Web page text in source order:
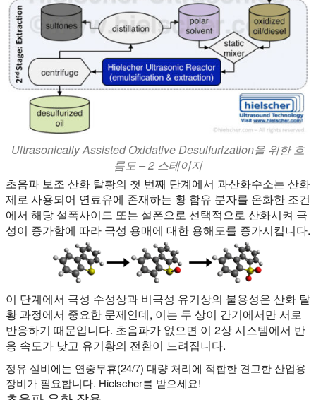
Ultrasonically Assisted Oxidative Desulfurization을 위한 흐
름도 – 2 스테이지
초음파 보조 산화 탈황의 첫 번째 단계에서 과산화수소는 산화
제로 사용되어 연료유에 존재하는 황 함유 분자를 온화한 조건
에서 해당 설폭사이드 또는 설폰으로 선택적으로 산화시켜 극
성이 증가함에 따라 극성 용매에 대한 용해도를 증가시킵니다.
이 단계에서 극성 수성상과 비극성 유기상의 불용성은 산화 탈
황 과정에서 중요한 문제인데, 이는 두 상이 간기에서만 서로
반응하기 때문입니다. 초음파가 없으면 이 2상 시스템에서 반
응 속도가 낮고 유기황의 전환이 느려집니다.
정유 설비에는 연중무휴(24/7) 대량 처리에 적합한 견고한 산업용
장비가 필요합니다. Hielscher를 받으세요!